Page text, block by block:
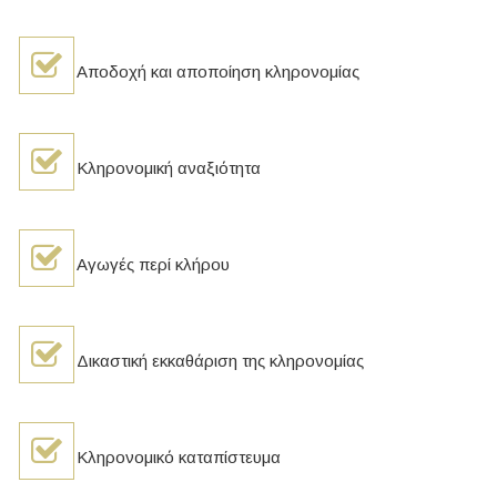
Αποδοχή και αποποίηση κληρονομίας
Κληρονομική αναξιότητα
Αγωγές περί κλήρου
Δικαστική εκκαθάριση της κληρονομίας
Κληρονομικό καταπίστευμα